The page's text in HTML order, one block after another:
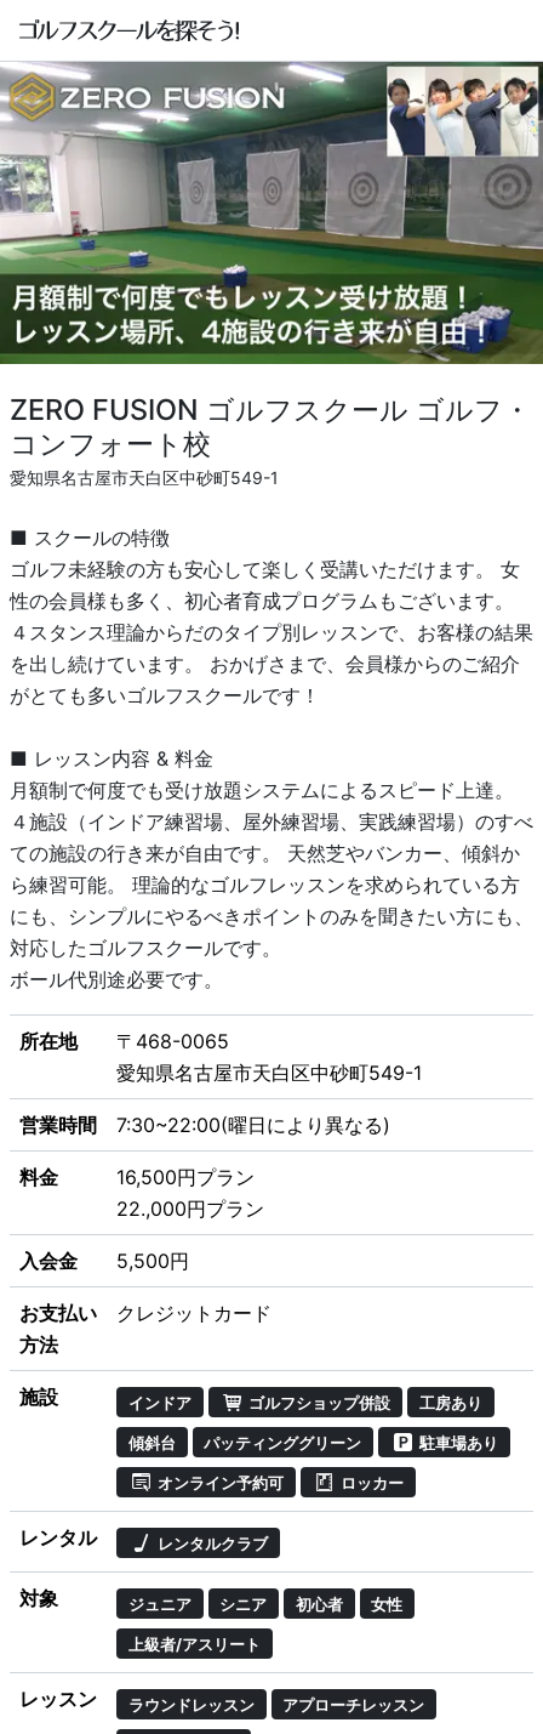
ZERO FUSION ゴルフスクール ゴルフ・
コンフォート校
愛知県名古屋市天白区中砂町549-1
■ スクールの特徴
ゴルフ未経験の方も安心して楽しく受講いただけます。 女
性の会員様も多く、初心者育成プログラムもございます。
４スタンス理論からだのタイプ別レッスンで、お客様の結果
を出し続けています。 おかげさまで、会員様からのご紹介
がとても多いゴルフスクールです！
■ レッスン内容 & 料金
月額制で何度でも受け放題システムによるスピード上達。
４施設（インドア練習場、屋外練習場、実践練習場）のすべ
ての施設の行き来が自由です。 天然芝やバンカー、傾斜か
ら練習可能。 理論的なゴルフレッスンを求められている方
にも、シンプルにやるべきポイントのみを聞きたい方にも、
対応したゴルフスクールです。
ボール代別途必要です。
所在地
〒468-0065
愛知県名古屋市天白区中砂町549-1
営業時間 7:30~22:00(曜日により異なる)
料金
16,500円プラン
22.,000円プラン
入会金 5,500円
お支払い
方法
クレジットカード
施設 インドア ゴルフショップ併設 工房あり
傾斜台 パッティンググリーン 駐車場あり
オンライン予約可 ロッカー
レンタル レンタルクラブ
対象 ジュニア シニア 初心者 女性
上級者/アスリート
レッスン ラウンドレッスン アプローチレッスン